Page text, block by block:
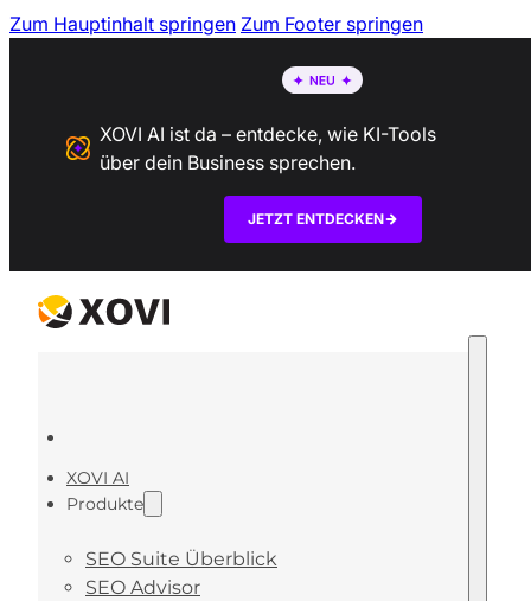
Zum Hauptinhalt springen Zum Footer springen
XOVI AI ist da – entdecke, wie KI-Tools
über dein Business sprechen.
JETZT ENTDECKEN
XOVI AI
Produkte
SEO Suite Überblick
SEO Advisor